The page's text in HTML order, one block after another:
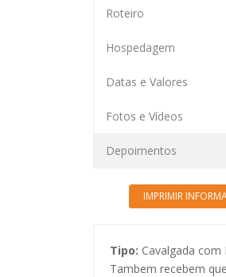
Roteiro
Hospedagem
Datas e Valores
Fotos e Vídeos
Depoimentos
Tipo: Cavalgada com
Tambem recebem